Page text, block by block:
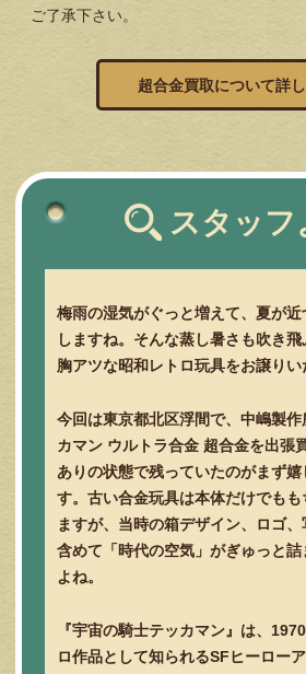
ご了承下さい。
超合金買取について詳
スタッフ
梅雨の湿気がぐっと増えて、夏が
しますね。そんな蒸し暑さも吹き飛
胸アツな昭和レトロ玩具をお譲りい
今回は東京都北区浮間で、中嶋製
カマン ウルトラ合金 超合金を出張
ありの状態で残っていたのがまず
す。古い合金玩具は本体だけでもも
ますが、当時の箱デザイン、ロゴ
含めて「時代の空気」がぎゅっと
よね。
『宇宙の騎士テッカマン』は、
ロ作品として知られるSFヒーロー